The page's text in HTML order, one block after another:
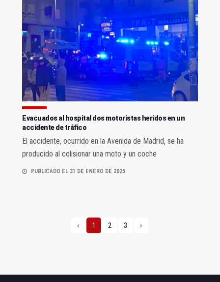
Evacuados al hospital dos motoristas heridos en un
accidente de tráfico
El accidente, ocurrido en la Avenida de Madrid, se ha
producido al colisionar una moto y un coche
PUBLICADO EL 31 DE ENERO DE 2025
‹ 1 2 3 ›